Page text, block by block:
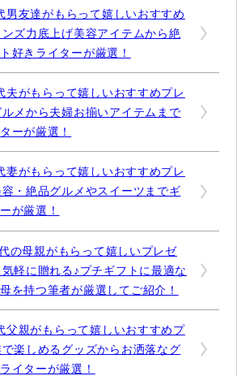
男友達がもらって嬉しいおすすめ
ズ力底上げ美容アイテムから絶
好きライターが厳選！
夫がもらって嬉しいおすすめプレ
メから夫婦お揃いアイテムまで
ーが厳選！
妻がもらって嬉しいおすすめプレ
・絶品グルメやスイーツまでギ
が厳選！
の母親がもらって嬉しいプレゼ
軽に贈れる♪プチギフトに最適な
を持つ筆者が厳選してご紹介！
父親がもらって嬉しいおすすめプ
楽しめるグッズからお洒落なグ
イターが厳選！